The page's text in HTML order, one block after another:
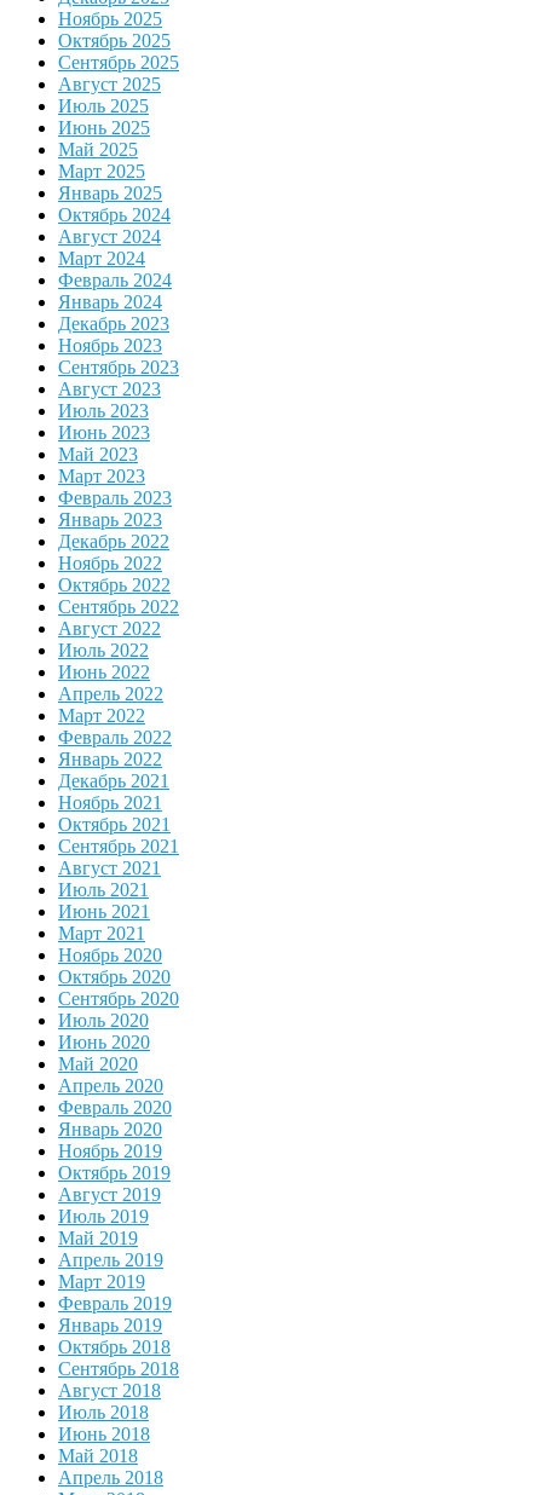
Ноябрь 2025
Октябрь 2025
Сентябрь 2025
Август 2025
Июль 2025
Июнь 2025
Май 2025
Март 2025
Январь 2025
Октябрь 2024
Август 2024
Март 2024
Февраль 2024
Январь 2024
Декабрь 2023
Ноябрь 2023
Сентябрь 2023
Август 2023
Июль 2023
Июнь 2023
Май 2023
Март 2023
Февраль 2023
Январь 2023
Декабрь 2022
Ноябрь 2022
Октябрь 2022
Сентябрь 2022
Август 2022
Июль 2022
Июнь 2022
Апрель 2022
Март 2022
Февраль 2022
Январь 2022
Декабрь 2021
Ноябрь 2021
Октябрь 2021
Сентябрь 2021
Август 2021
Июль 2021
Июнь 2021
Март 2021
Ноябрь 2020
Октябрь 2020
Сентябрь 2020
Июль 2020
Июнь 2020
Май 2020
Апрель 2020
Февраль 2020
Январь 2020
Ноябрь 2019
Октябрь 2019
Август 2019
Июль 2019
Май 2019
Апрель 2019
Март 2019
Февраль 2019
Январь 2019
Октябрь 2018
Сентябрь 2018
Август 2018
Июль 2018
Июнь 2018
Май 2018
Апрель 2018